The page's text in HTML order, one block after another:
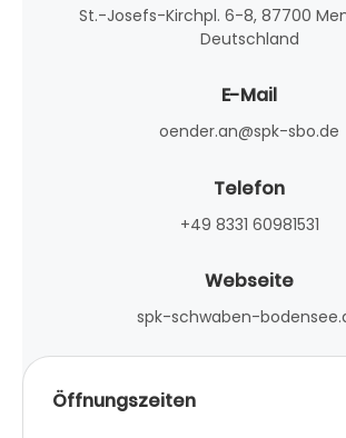
St.-Josefs-Kirchpl. 6-8, 87700
Deutschland
E-Mail
oender.an@spk-sbo.de
Telefon
+49 8331 60981531
Webseite
spk-schwaben-
Öffnungszeiten